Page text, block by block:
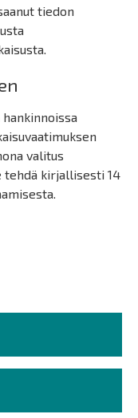
tiedon
valitus
tehdä kirjallisesti 14